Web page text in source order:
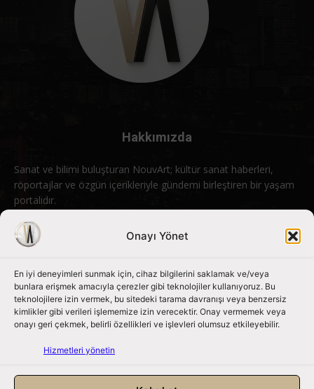
Onayı Yönet
En iyi deneyimleri sunmak için, cihaz bilgilerini saklamak ve/veya
bunlara erişmek amacıyla çerezler gibi teknolojiler kullanıyoruz. Bu
teknolojilere izin vermek, bu sitedeki tarama davranışı veya benzersiz
kimlikler gibi verileri işlememize izin verecektir. Onay vermemek veya
onayı geri çekmek, belirli özellikleri ve işlevleri olumsuz etkileyebilir.
Hizmetleri yönetin
Hakkımızda
Sanat ve bilimi buluşturan NouvArt; kültür sanat haberleri,
röportajlar ve özgün içerikleriyle gündemi birleştiren bir yaşam
portalıdır.
Bizimle iletişime geçin: info@nouvart.net
Bizi Takip Edin